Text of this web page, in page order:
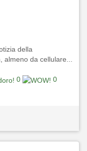
della
almeno da cellulare...
0
0